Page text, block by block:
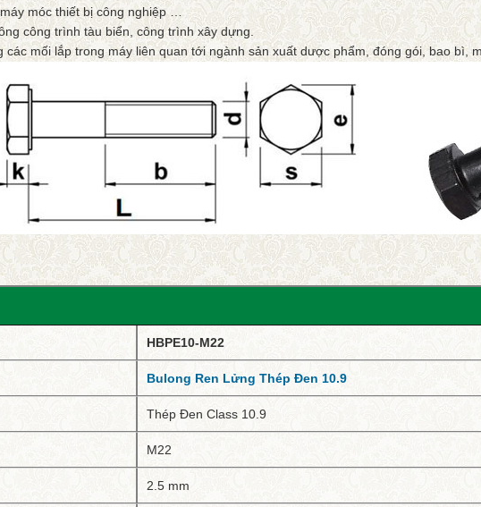
móc thiết bị công nghiệp …
công trình tàu biển, công trình xây dựng.
các mối lắp trong máy liên quan tới ngành sản xuất dược phẩm, đóng gói, bao bì,
HBPE10-M22
Bulong Ren Lửng Thép Đen 10.9
Thép Đen Class 10.9
M22
2.5 mm